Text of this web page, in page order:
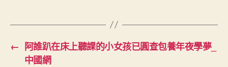
← 阿誰趴在床上聽課的小女孩已圓查包養年夜學夢_
中國網